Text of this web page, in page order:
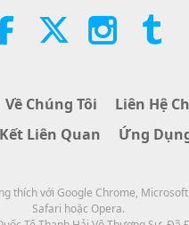
Tác Phẩm Của Pierre
(trường chay), Phần 2/2
Sự Tích Cây Vú Sữa,
Nẻo Thế Gian 2026-08-04
Về Chúng Tôi
Liên Hệ
Liên Quan
Ứng
thích với Google Chrome, Microsoft
Safari hoặc Opera.